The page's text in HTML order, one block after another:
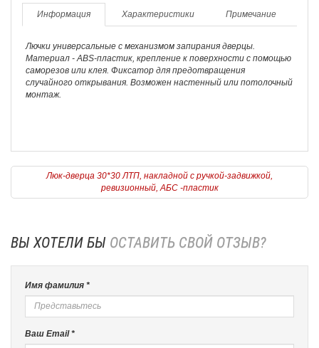
Информация Характеристики Примечание
Лючки универсальные с механизмом запирания дверцы.
Материал - ABS-пластик, крепление к поверхности с помощью
саморезов или клея. Фиксатор для предотвращения
случайного открывания. Возможен настенный или потолочный
монтаж.
Люк-дверца 30*30 ЛТП, накладной с ручкой-задвижкой,
ревизионный, АБС -пластик
ВЫ ХОТЕЛИ БЫ ОСТАВИТЬ СВОЙ ОТЗЫВ?
Имя фамилия *
Ваш Email *